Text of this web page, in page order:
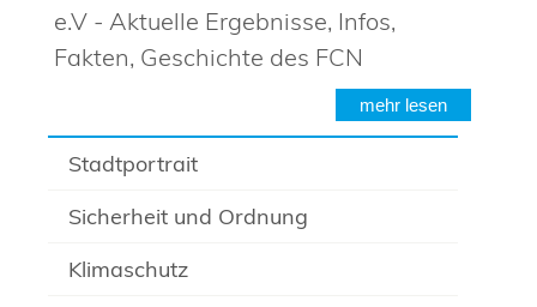
Stadtportrait
Sicherheit und Ordnung
Klimaschutz
e.V - Aktuelle Ergebnisse, Infos,
Fakten, Geschichte des FCN
mehr lesen